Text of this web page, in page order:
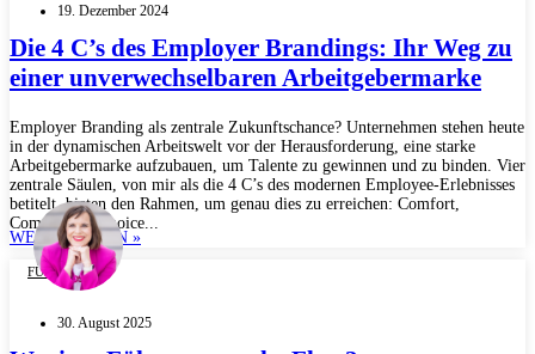
19. Dezember 2024
Die 4 C’s des Employer Brandings: Ihr Weg zu
einer unverwechselbaren Arbeitgebermarke
Employer Branding als zentrale Zukunftschance? Unternehmen stehen heute
in der dynamischen Arbeitswelt vor der Herausforderung, eine starke
Arbeitgebermarke aufzubauen, um Talente zu gewinnen und zu binden. Vier
zentrale Säulen, von mir als die 4 C’s des modernen Employee-Erlebnisses
betitelt, bieten den Rahmen, um genau dies zu erreichen: Comfort,
Community, Choice...
WEITERLESEN »
FÜHRUNG
30. August 2025